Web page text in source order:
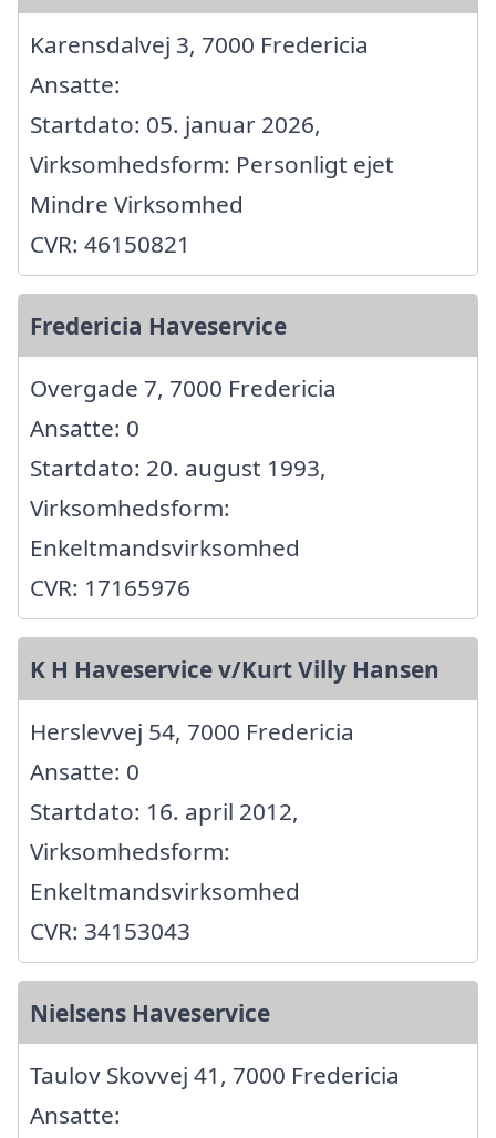
Karensdalvej 3, 7000 Fredericia
Ansatte:
Startdato: 05. januar 2026,
Virksomhedsform: Personligt ejet
Mindre Virksomhed
CVR: 46150821
Fredericia Haveservice
Overgade 7, 7000 Fredericia
Ansatte: 0
Startdato: 20. august 1993,
Virksomhedsform:
Enkeltmandsvirksomhed
CVR: 17165976
K H Haveservice v/Kurt Villy Hansen
Herslevvej 54, 7000 Fredericia
Ansatte: 0
Startdato: 16. april 2012,
Virksomhedsform:
Enkeltmandsvirksomhed
CVR: 34153043
Nielsens Haveservice
Taulov Skovvej 41, 7000 Fredericia
Ansatte: